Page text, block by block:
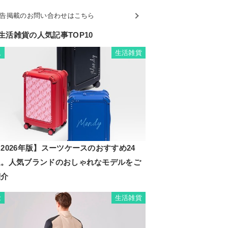
掲載のお問い合わせはこちら
活雑貨の人気記事TOP10
生活雑貨
年版】スーツケースのおすすめ24
人気ブランドのおしゃれなモデルをご
生活雑貨